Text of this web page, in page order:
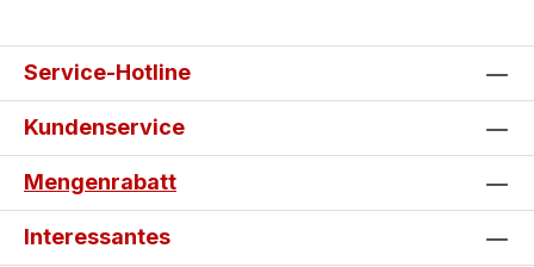
Service-Hotline
Kundenservice
Mengenrabatt
Interessantes